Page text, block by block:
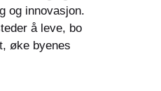
og innovasjon.
å leve, bo
øke byenes